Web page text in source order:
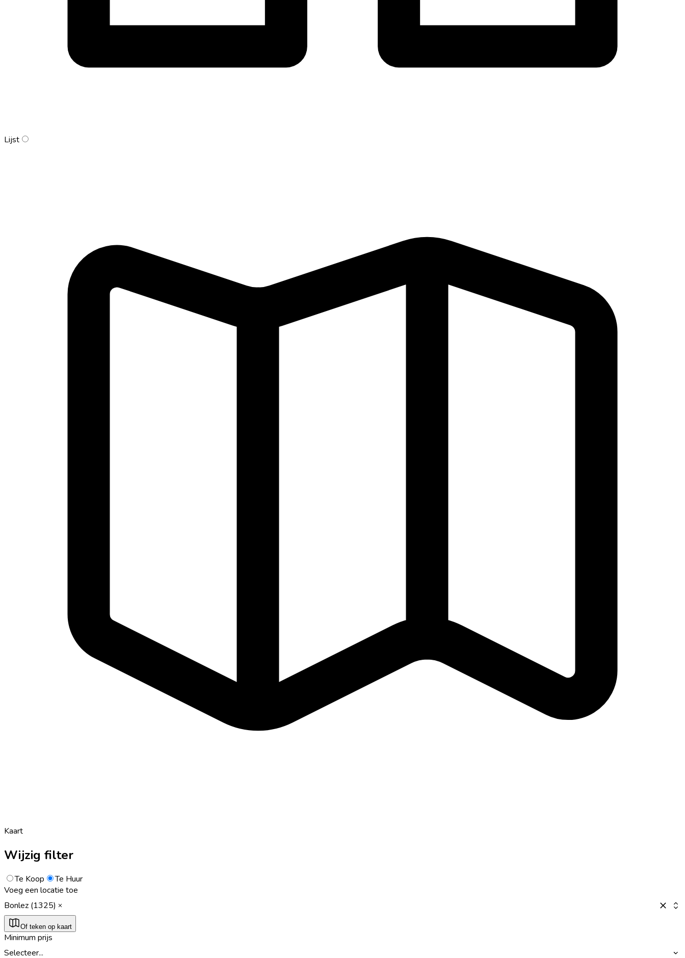
Lijst
Kaart
Wijzig filter
Te Koop
Te Huur
Voeg een locatie toe
Bonlez (1325)
Of teken op kaart
Minimum prijs
Selecteer...